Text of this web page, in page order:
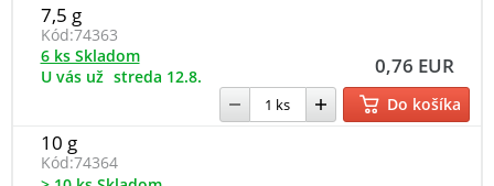
7,5 g
Kód:74363
0,76 EUR
6 ks Skladom
U vás už streda 12.8.
Do košíka
10 g
Kód:74364